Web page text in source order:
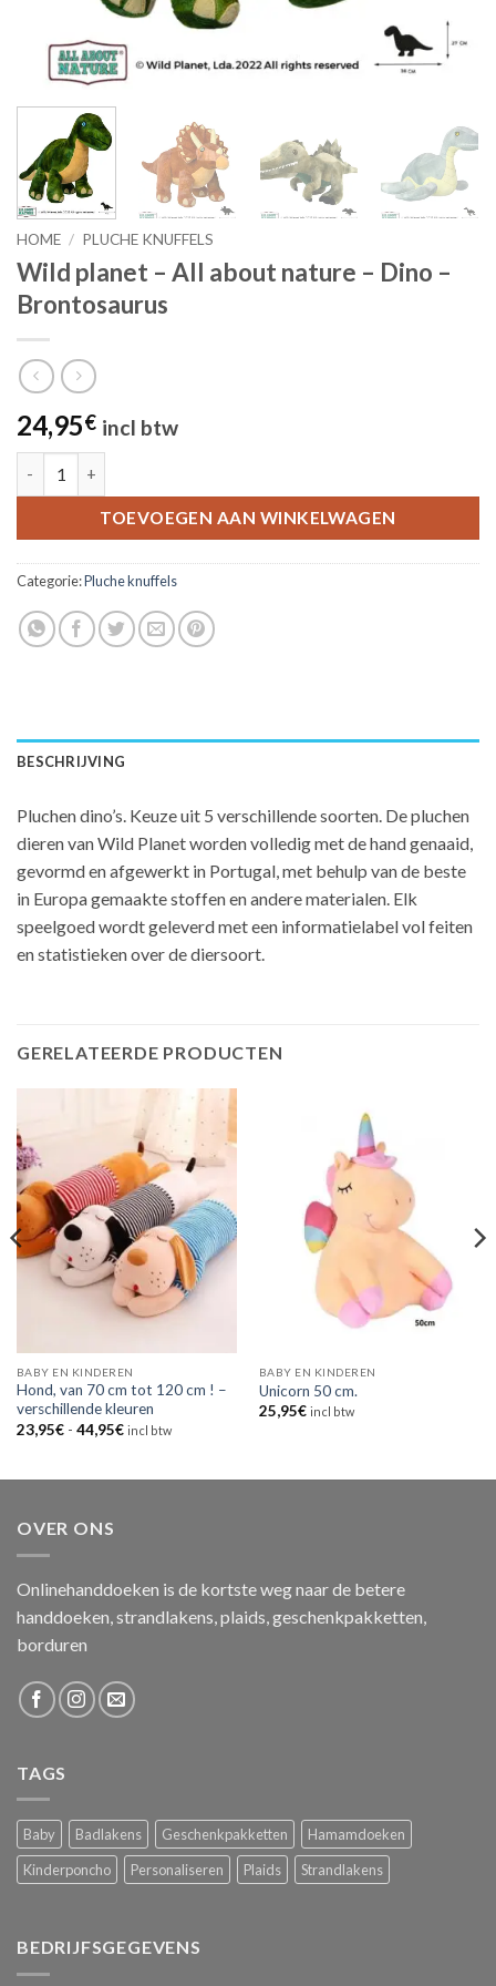
HOME / PLUCHE KNUFFELS
Wild planet – All about nature – Dino –
Brontosaurus
24,95€ incl btw
TOEVOEGEN AAN WINKELWAGEN
Categorie:Pluche knuffels
BESCHRIJVING
Pluchen dino’s. Keuze uit 5 verschillende soorten. De pluchen
dieren van Wild Planet worden volledig met de hand genaaid,
gevormd en afgewerkt in Portugal, met behulp van de beste
in Europa gemaakte stoffen en andere materialen. Elk
speelgoed wordt geleverd met een informatielabel vol feiten
en statistieken over de diersoort.
GERELATEERDE PRODUCTEN
BABY EN KINDEREN
Hond, van 70 cm tot 120 cm ! –
verschillende kleuren
23,95€ - 44,95€Prijsklasse:
incl btw
BABY EN KINDEREN
Unicorn 50 cm.
25,95€ incl btw
OVER ONS
Onlinehanddoeken is de kortste weg naar de betere
handdoeken, strandlakens, plaids, geschenkpakketten,
borduren
TAGS
Baby Badlakens Geschenkpakketten
Hamamdoeken
Kinderponcho
Personaliseren Plaids Strandlakens
BEDRIJFSGEGEVENS